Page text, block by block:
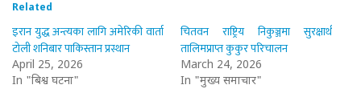
Related
इरान युद्ध अन्त्यका लागि अमेरिकी वार्ता
टोली शनिबार पाकिस्तान प्रस्थान
April 25, 2026
In "बिश्व घटना"
चितवन राष्ट्रिय निकुञ्जमा सुरक्षार्थ
तालिमप्राप्त कुकुर परिचालन
March 24, 2026
In "मुख्य समाचार"